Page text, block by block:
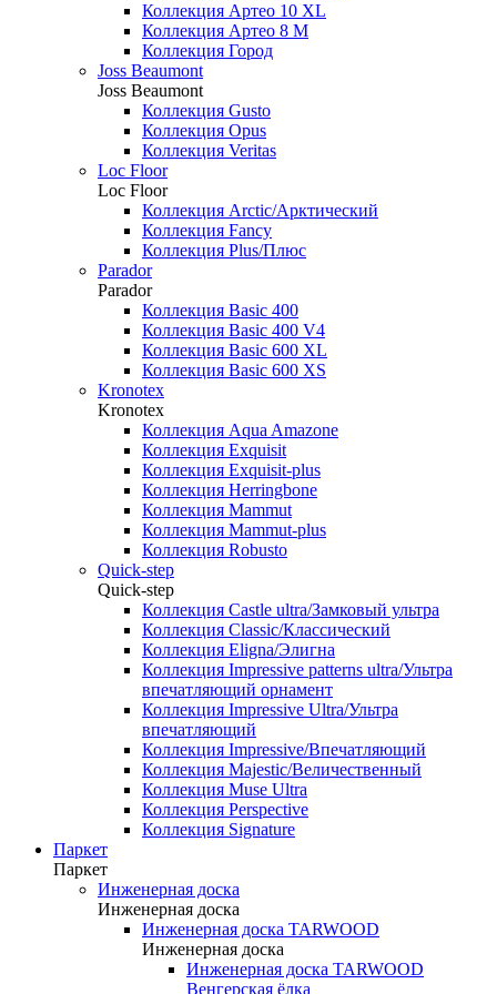
Коллекция Артео 10 XL
Коллекция Артео 8 М
Коллекция Город
Joss Beaumont
Joss Beaumont
Коллекция Gusto
Коллекция Opus
Коллекция Veritas
Loc Floor
Loc Floor
Коллекция Arctic/Арктический
Коллекция Fancy
Коллекция Plus/Плюс
Parador
Parador
Коллекция Basic 400
Коллекция Basic 400 V4
Коллекция Basic 600 ХL
Коллекция Basic 600 ХS
Kronotex
Kronotex
Коллекция Aqua Amazone
Коллекция Exquisit
Коллекция Exquisit-plus
Коллекция Herringbone
Коллекция Mammut
Коллекция Mammut-plus
Коллекция Robusto
Quick-step
Quick-step
Коллекция Castle ultra/Замковый ультра
Коллекция Classic/Классический
Коллекция Eligna/Элигна
Коллекция Impressive patterns ultra/Ультра
впечатляющий орнамент
Коллекция Impressive Ultra/Ультра
впечатляющий
Коллекция Impressive/Впечатляющий
Коллекция Majestic/Величественный
Коллекция Muse Ultra
Коллекция Perspective
Коллекция Signature
Паркет
Паркет
Инженерная доска
Инженерная доска
Инженерная доска TARWOOD
Инженерная доска
Инженерная доска TARWOOD
Венгерская ёлка